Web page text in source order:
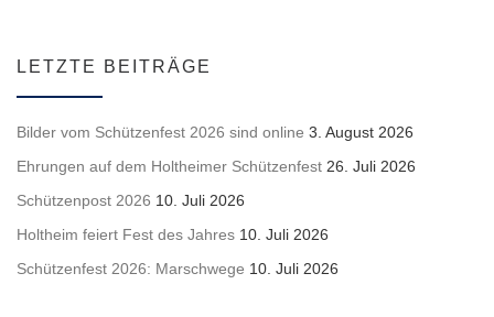
LETZTE BEITRÄGE
Bilder vom Schützenfest 2026 sind online 3. August 2026
Ehrungen auf dem Holtheimer Schützenfest 26. Juli 2026
Schützenpost 2026 10. Juli 2026
Holtheim feiert Fest des Jahres 10. Juli 2026
Schützenfest 2026: Marschwege 10. Juli 2026